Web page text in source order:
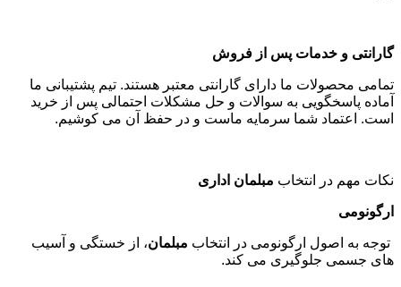
گارانتی و خدمات پس از فروش
تمامی محصولات ما دارای گارانتی معتبر هستند. تیم پشتیبانی ما
آماده پاسخگویی به سوالات و حل مشکلات احتمالی پس از خرید
است. اعتماد شما سرمایه ماست و در حفظ آن می کوشیم.
نکات مهم در انتخاب مبلمان اداری
ارگونومی
توجه به اصول ارگونومی در انتخاب مبلمان، از خستگی و آسیب
های جسمی جلوگیری می کند.